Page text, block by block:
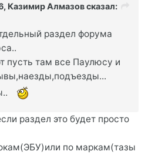
Казимир Алмазов сказал:
раздел форума
пусть там все Паулюсу и
раздел это будет просто
по маркам(тазы